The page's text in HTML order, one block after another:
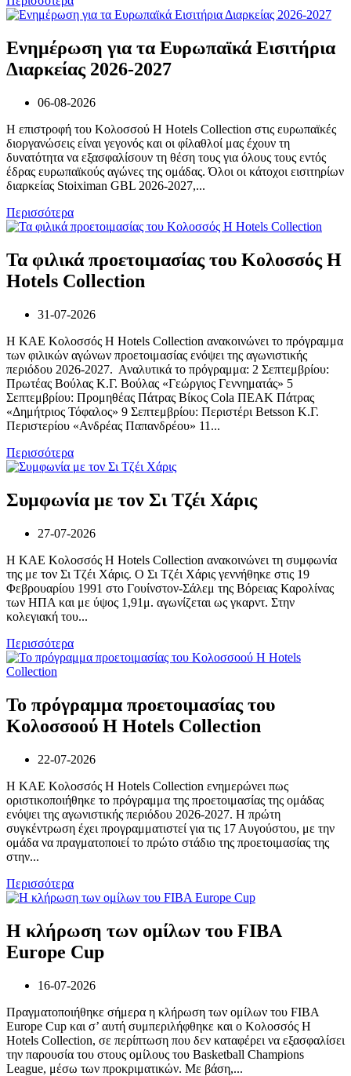
Ενημέρωση για τα Ευρωπαϊκά Εισιτήρια
Διαρκείας 2026-2027
06-08-2026
Η επιστροφή του Κολοσσού H Hotels Collection στις ευρωπαϊκές
διοργανώσεις είναι γεγονός και οι φίλαθλοί μας έχουν τη
δυνατότητα να εξασφαλίσουν τη θέση τους για όλους τους εντός
έδρας ευρωπαϊκούς αγώνες της ομάδας. Όλοι οι κάτοχοι εισιτηρίων
διαρκείας Stoiximan GBL 2026-2027,...
Περισσότερα
Τα φιλικά προετοιμασίας του Κολοσσός H
Hotels Collection
31-07-2026
Η ΚΑΕ Κολοσσός H Hotels Collection ανακοινώνει το πρόγραμμα
των φιλικών αγώνων προετοιμασίας ενόψει της αγωνιστικής
περιόδου 2026-2027. Αναλυτικά το πρόγραμμα: 2 Σεπτεμβρίου:
Πρωτέας Βούλας Κ.Γ. Βούλας «Γεώργιος Γεννηματάς» 5
Σεπτεμβρίου: Προμηθέας Πάτρας Βίκος Cola ΠΕΑΚ Πάτρας
«Δημήτριος Τόφαλος» 9 Σεπτεμβρίου: Περιστέρι Betsson Κ.Γ.
Περιστερίου «Ανδρέας Παπανδρέου» 11...
Περισσότερα
Συμφωνία με τον Σι Τζέι Χάρις
27-07-2026
Η ΚΑΕ Κολοσσός H Hotels Collection ανακοινώνει τη συμφωνία
της με τον Σι Τζέι Χάρις. Ο Σι Τζέι Χάρις γεννήθηκε στις 19
Φεβρουαρίου 1991 στο Γουίνστον-Σάλεμ της Βόρειας Καρολίνας
των ΗΠΑ και με ύψος 1,91μ. αγωνίζεται ως γκαρντ. Στην
κολεγιακή του...
Περισσότερα
Το πρόγραμμα προετοιμασίας του
Κολοσσoού H Hotels Collection
22-07-2026
Η ΚΑΕ Κολοσσός H Hotels Collection ενημερώνει πως
οριστικοποιήθηκε το πρόγραμμα της προετοιμασίας της ομάδας
ενόψει της αγωνιστικής περιόδου 2026-2027. Η πρώτη
συγκέντρωση έχει προγραμματιστεί για τις 17 Αυγούστου, με την
ομάδα να πραγματοποιεί το πρώτο στάδιο της προετοιμασίας της
στην...
Περισσότερα
Η κλήρωση των ομίλων του FIBA
Europe Cup
16-07-2026
Πραγματοποιήθηκε σήμερα η κλήρωση των ομίλων του FIBA
Europe Cup και σ’ αυτή συμπεριλήφθηκε και ο Κολοσσός H
Hotels Collection, σε περίπτωση που δεν καταφέρει να εξασφαλίσει
την παρουσία του στους ομίλους του Basketball Champions
League, μέσω των προκριματικών. Με βάση,...